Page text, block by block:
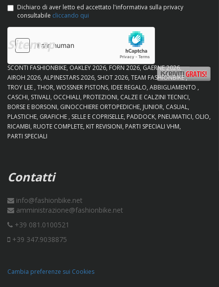
Dichiaro di aver letto ed accettato l'informativa sulla privacy
consultabile cliccando qui
Sitemap
SCONTI FASHIONBIKE OAKLEY 2026 FORN 2026 GAERNE 2026
AIROH 2026 ALPINESTARS 2026 SHOT 2026 TEAM FASHIONBIKE
TROY LEE THOR WOSSNER PISTONS IDEE REGALO ABBIGLIAMENTO
CASCHI STIVALI OCCHIALI PROTEZIONI CALZE E CALZINI TECNICI
BORSE E BORSONI GINOCCHIERE ORTOPEDICHE JUNIOR CASUAL
PLASTICHE GRAFICHE SELLE E COPRISELLE PADDOCK PNEUMATICI OLIO
RICAMBI RUOTE COMPLETE KIT REVISIONI PARTI SPECIALI VHM
PARTI SPECIALI
Contatti
info@fashionbike.net
amministrazione@fashionbike.net
+39 081.0100521
+39 347.9038875
Cambia preferenze sui Cookies